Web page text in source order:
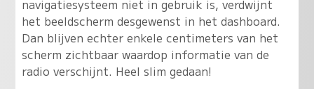
navigatiesysteem niet in gebruik is, verdwijnt
het beeldscherm desgewenst in het dashboard.
Dan blijven echter enkele centimeters van het
scherm zichtbaar waardop informatie van de
radio verschijnt. Heel slim gedaan!